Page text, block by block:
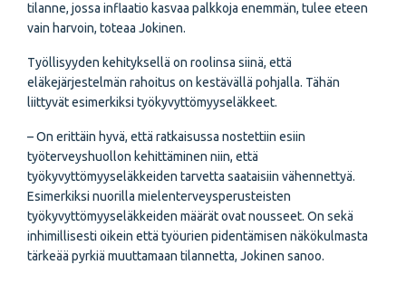
tilanne, jossa inflaatio kasvaa palkkoja enemmän, tulee eteen
vain harvoin, toteaa Jokinen.
Työllisyyden kehityksellä on roolinsa siinä, että
eläkejärjestelmän rahoitus on kestävällä pohjalla. Tähän
liittyvät esimerkiksi työkyvyttömyyseläkkeet.
– On erittäin hyvä, että ratkaisussa nostettiin esiin
työterveyshuollon kehittäminen niin, että
työkyvyttömyyseläkkeiden tarvetta saataisiin vähennettyä.
Esimerkiksi nuorilla mielenterveysperusteisten
työkyvyttömyyseläkkeiden määrät ovat nousseet. On sekä
inhimillisesti oikein että työurien pidentämisen näkökulmasta
tärkeää pyrkiä muuttamaan tilannetta, Jokinen sanoo.